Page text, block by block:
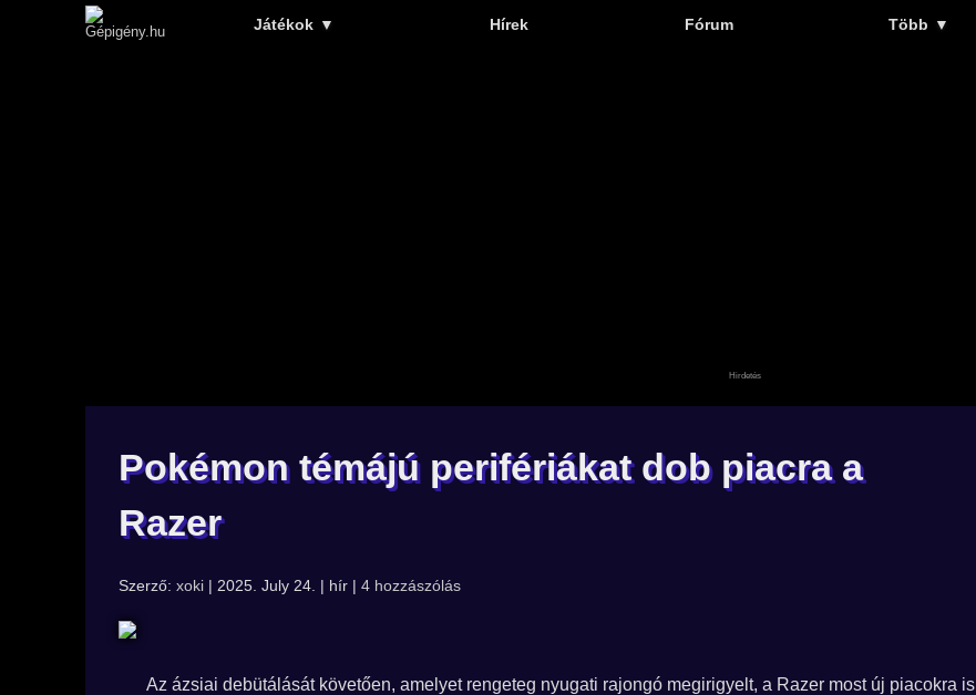
Játékok ▼ Hírek Fórum Több ▼
Pokémon témájú perifériákat dob piacra a
Razer
Szerző: xoki | 2025. July 24. | hír | 4 hozzászólás
Az ázsiai debütálását követően, amelyet rengeteg nyugati rajongó megirigyelt, a Razer most új piacokra is